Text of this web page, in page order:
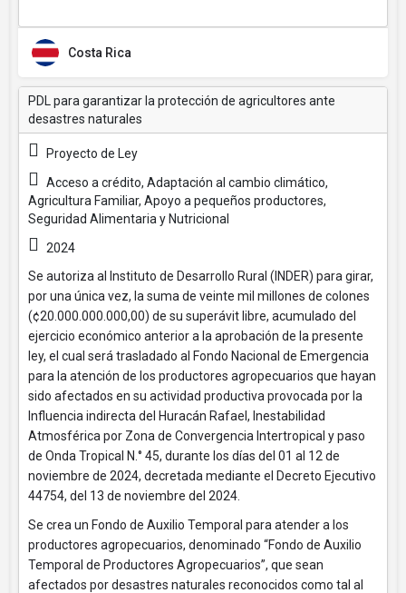
Costa Rica
PDL para garantizar la protección de agricultores ante
desastres naturales
Proyecto de Ley
Acceso a crédito, Adaptación al cambio climático,
Agricultura Familiar, Apoyo a pequeños productores,
Seguridad Alimentaria y Nutricional
2024
Se autoriza al Instituto de Desarrollo Rural (INDER) para girar,
por una única vez, la suma de veinte mil millones de colones
(¢20.000.000.000,00) de su superávit libre, acumulado del
ejercicio económico anterior a la aprobación de la presente
ley, el cual será trasladado al Fondo Nacional de Emergencia
para la atención de los productores agropecuarios que hayan
sido afectados en su actividad productiva provocada por la
Influencia indirecta del Huracán Rafael, Inestabilidad
Atmosférica por Zona de Convergencia Intertropical y paso
de Onda Tropical N.° 45, durante los días del 01 al 12 de
noviembre de 2024, decretada mediante el Decreto Ejecutivo
44754, del 13 de noviembre del 2024.
Se crea un Fondo de Auxilio Temporal para atender a los
productores agropecuarios, denominado “Fondo de Auxilio
Temporal de Productores Agropecuarios”, que sean
afectados por desastres naturales reconocidos como tal al